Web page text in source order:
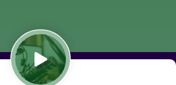
© Copyright - 2021